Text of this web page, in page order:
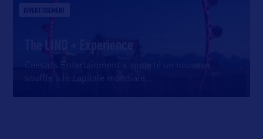
DIVERTISSEMENT
The LINQ + Experience
Caesars Entertainment a apporté un nouveau
souffle à la capitale mondiale